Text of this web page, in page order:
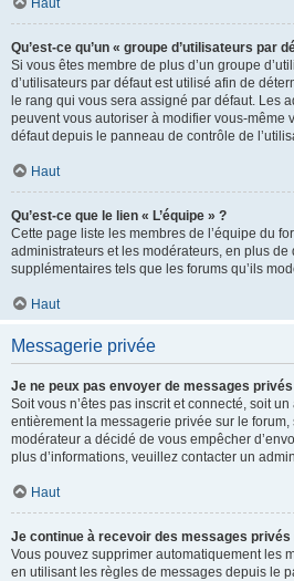
Haut
Qu’est-ce qu’un « groupe d’utilisateurs par
Si vous êtes membre de plus d’un groupe
d’utilisateurs par défaut est utilisé afin de
le rang qui vous sera assigné par défaut. Les
peuvent vous autoriser à modifier vous-même
défaut depuis le panneau de contrôle de
Haut
Qu’est-ce que le lien « L’équipe » ?
Cette page liste les membres de l’équipe du
administrateurs et les modérateurs, en plus
supplémentaires tels que les forums qu’ils
Haut
Messagerie privée
Je ne peux pas envoyer de messages privés
Soit vous n’êtes pas inscrit et connecté, soit
entièrement la messagerie privée sur le
modérateur a décidé de vous empêcher
plus d’informations, veuillez contacter un
Haut
Je continue à recevoir des messages privés
Vous pouvez supprimer automatiquement les
en utilisant les règles de messages depuis le